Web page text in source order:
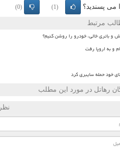
می پسندید؟ (1)
(0)
مرتبط
و باتری خالی، خودرو را روشن کنیم؟
و به اروپا رفت
خود حمله سایبری کرد
رهاتل در مورد این مطلب